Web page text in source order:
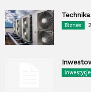
Biznes
Inwestycje